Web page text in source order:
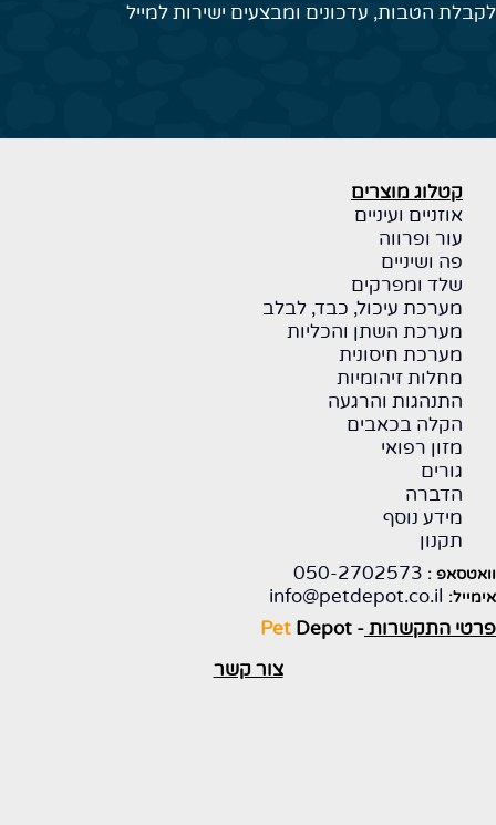
לקבלת הטבות, עדכונים ומבצעים ישירות למייל
קטלוג מוצרים
אוזניים ועיניים
עור ופרווה
פה ושיניים
שלד ומפרקים
מערכת עיכול, כבד, לבלב
מערכת השתן והכליות
מערכת חיסונית
מחלות זיהומיות
התנהגות והרגעה
הקלה בכאבים
מזון רפואי
גורים
הדברה
מידע נוסף
תקנון
וואטסאפ : 050-2702573
אימייל: info@petdepot.co.il
פרטי התקשרות-
Pet Depot
צור קשר